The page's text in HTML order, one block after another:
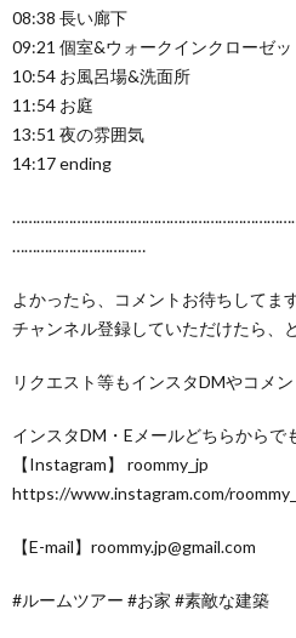
08:38 長い廊下
09:21 個室&ウォークインクローゼッ
10:54 お風呂場&洗面所
11:54 お庭
13:51 夜の雰囲気
14:17 ending
……………………………
よかったら、コメントお待ちしてま
チャンネル登録していただけたら
リクエスト等もインスタDMやコメ
インスタDM・Eメールどちらからで
【Instagram】 roommy_jp
https://www.instagram.com/
【E-mail】roommy.jp@gmail.com
#ルームツアー #お家 #素敵な建築